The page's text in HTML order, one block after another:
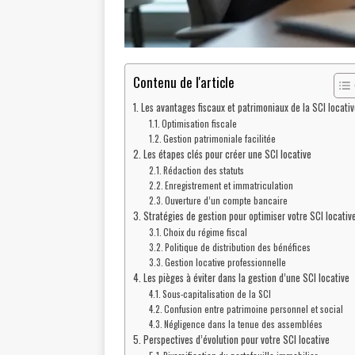
Contenu de l'article
Les avantages fiscaux et patrimoniaux de la SCI
Optimisation fiscale
Gestion patrimoniale facilitée
Les étapes clés pour créer une SCI locative
Rédaction des statuts
Enregistrement et immatriculation
Ouverture d’un compte bancaire
Stratégies de gestion pour optimiser votre SCI
Choix du régime fiscal
Politique de distribution des bénéfices
Gestion locative professionnelle
Les pièges à éviter dans la gestion d’une SCI locative
Sous-capitalisation de la SCI
Confusion entre patrimoine personnel et social
Négligence dans la tenue des assemblées
Perspectives d’évolution pour votre SCI locative